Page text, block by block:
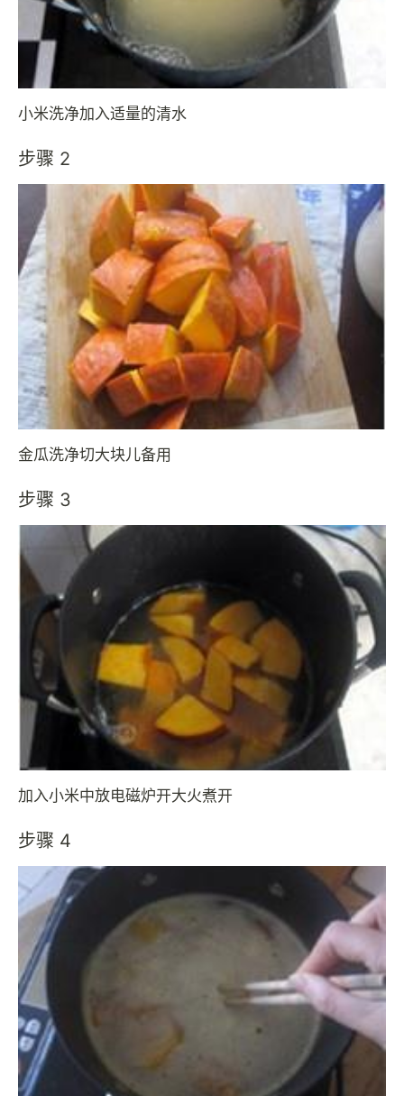
小米洗净加入适量的清水
步骤 2
金瓜洗净切大块儿备用
步骤 3
加入小米中放电磁炉开大火煮开
步骤 4